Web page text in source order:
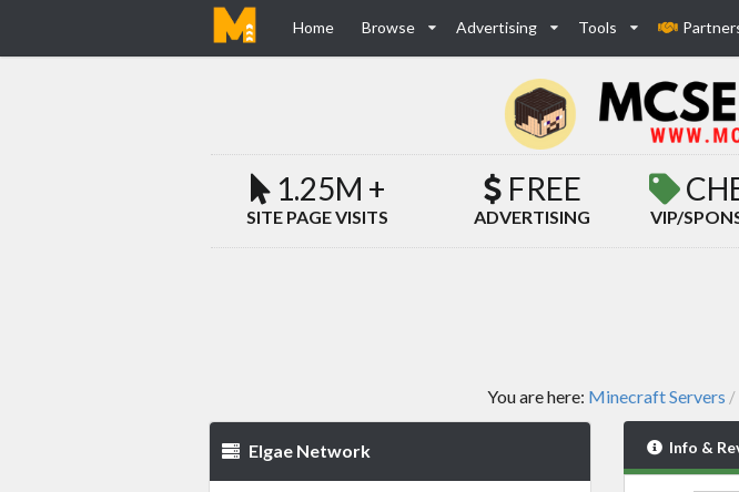
Home Browse Advertising Tools
1.25M +
SITE PAGE VISITS
FREE
ADVERTISING VIP/
You are here: Minecraft Servers /
Elgae Network Info &